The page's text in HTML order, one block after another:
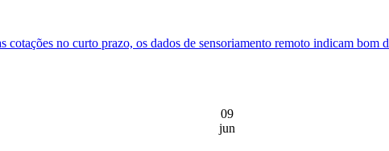
cotações no curto prazo, os dados de sensoriamento remoto indicam
09
jun